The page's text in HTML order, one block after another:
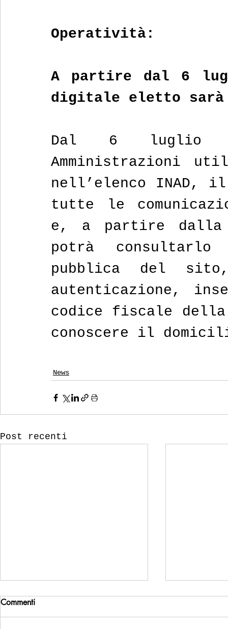
Operatività:
A partire dal 6
digitale eletto
Dal 6 luglio
Amministrazioni
nell’elenco INAD,
tutte le
e, a partire dalla
potrà consultarlo
pubblica del
autenticazione,
codice fiscale
conoscere il
News
Post recenti
Commenti